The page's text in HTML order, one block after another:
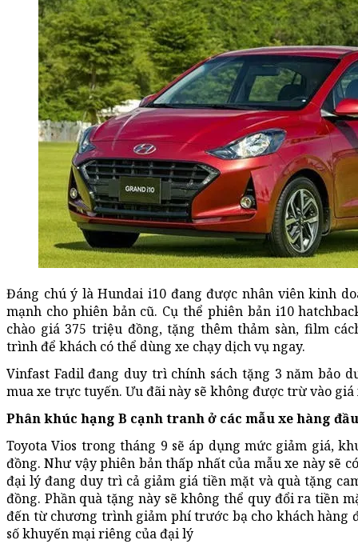
Đáng chú ý là Hundai i10 đang được nhân viên kinh
mạnh cho phiên bản cũ. Cụ thể phiên bản i10
chào giá 375 triệu đồng, tặng thêm thảm sàn, film
trình để khách có thể dùng xe chạy dịch vụ ngay.
Vinfast Fadil đang duy trì chính sách tặng 3 năm bảo
mua xe trực tuyến. Ưu đãi này sẽ không được trừ vào giá
Phân khúc hạng B cạnh tranh ở các mẫu xe hàng đầu
Toyota Vios trong tháng 9 sẽ áp dụng mức giảm giá,
đồng. Như vậy phiên bản thấp nhất của mẫu xe này sẽ
đại lý đang duy trì cả giảm giá tiền mặt và quà tặng
đồng. Phần quà tặng này sẽ không thể quy đổi ra tiền
đến từ chương trình giảm phí trước bạ cho khách hàng
số khuyến mại riêng của đại lý